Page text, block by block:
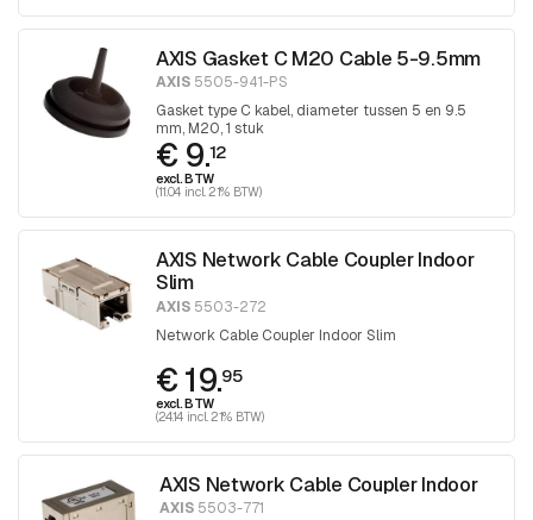
AXIS Gasket C M20 Cable 5-9.5mm
AXIS 5505-941-PS
Gasket type C kabel, diameter tussen 5 en 9.5
mm, M20, 1 stuk
€ 9.12
excl. BTW
(11.04 incl. 21% BTW)
AXIS Network Cable Coupler Indoor
Slim
AXIS 5503-272
Network Cable Coupler Indoor Slim
€ 19.95
excl. BTW
(24.14 incl. 21% BTW)
AXIS Network Cable Coupler Indoor
AXIS 5503-771